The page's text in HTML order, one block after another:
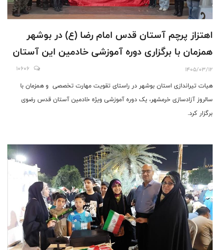
اهتزاز پرچم آستان قدس امام رضا (ع) در بوشهر
همزمان با برگزاری دوره آموزشی خادمین این آستان
1405/03/12
10606
هیات تیراندازی استان بوشهر در راستای تقویت مهارت تخصصی و همزمان با
سالروز آزادسازی خرمشهر، یک دوره آموزشی ویژه خادمین آستان قدس رضوی
برگزار کرد.